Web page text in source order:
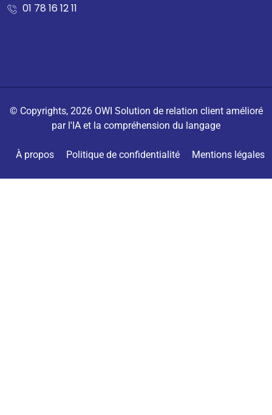
01 78 16 12 11
© Copyrights, 2026 OWI Solution de relation client amélioré
par l'IA et la compréhension du langage
À propos Politique de confidentialité Mentions légales